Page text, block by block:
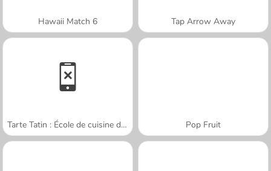
Hawaii Match 6 Tap Arrow Away
Tarte Tatin : École de cuisine de Sara Pop Fruit